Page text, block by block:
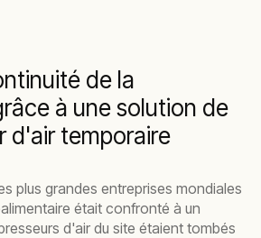
de la
à une solution de
d'air temporaire
plus grandes entreprises mondiales
était confronté à un
d'air du site étaient tombés